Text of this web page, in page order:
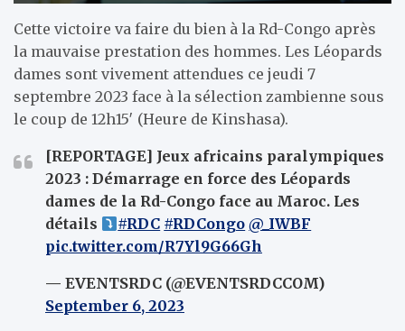
Cette victoire va faire du bien à la Rd-Congo après
la mauvaise prestation des hommes. Les Léopards
dames sont vivement attendues ce jeudi 7
septembre 2023 face à la sélection zambienne sous
le coup de 12h15′ (Heure de Kinshasa).
[REPORTAGE] Jeux africains paralympiques
2023 : Démarrage en force des Léopards
dames de la Rd-Congo face au Maroc. Les
détails
#RDC #RDCongo @_IWBF
pic.twitter.com/R7Yl9G66Gh
— EVENTSRDC (@EVENTSRDCCOM)
September 6, 2023